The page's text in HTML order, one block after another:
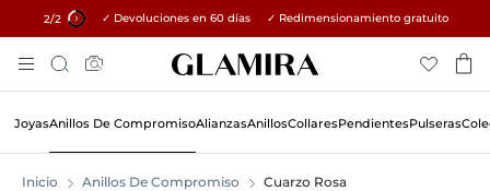
1/2 15% en todos los pedidos →
✓ Devoluciones en 60 días ✓ Redimensionamiento gratuito
Al
Contenido
Búsqueda
JoyasAnillos De CompromisoAlianzasAnillosCollaresPendientesPulseras
Inicio Anillos De Compromiso Cuarzo Rosa